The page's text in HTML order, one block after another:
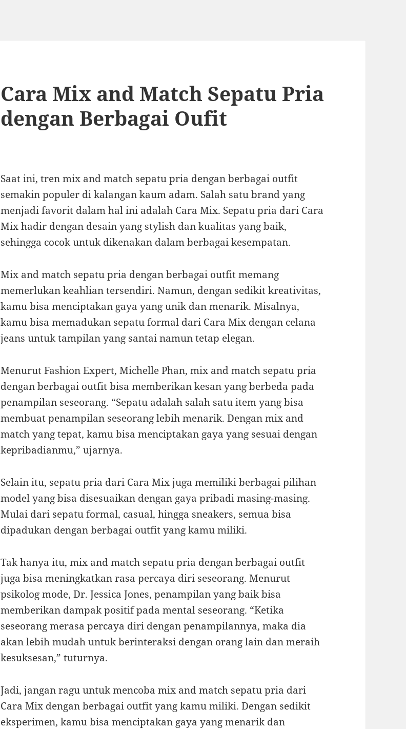
Cara Mix and Match Sepatu Pria
dengan Berbagai Oufit
Saat ini, tren mix and match sepatu pria dengan berbagai outfit
semakin populer di kalangan kaum adam. Salah satu brand yang
menjadi favorit dalam hal ini adalah Cara Mix. Sepatu pria dari Cara
Mix hadir dengan desain yang stylish dan kualitas yang baik,
sehingga cocok untuk dikenakan dalam berbagai kesempatan.
Mix and match sepatu pria dengan berbagai outfit memang
memerlukan keahlian tersendiri. Namun, dengan sedikit kreativitas,
kamu bisa menciptakan gaya yang unik dan menarik. Misalnya,
kamu bisa memadukan sepatu formal dari Cara Mix dengan celana
jeans untuk tampilan yang santai namun tetap elegan.
Menurut Fashion Expert, Michelle Phan, mix and match sepatu pria
dengan berbagai outfit bisa memberikan kesan yang berbeda pada
penampilan seseorang. “Sepatu adalah salah satu item yang bisa
membuat penampilan seseorang lebih menarik. Dengan mix and
match yang tepat, kamu bisa menciptakan gaya yang sesuai dengan
kepribadianmu,” ujarnya.
Selain itu, sepatu pria dari Cara Mix juga memiliki berbagai pilihan
model yang bisa disesuaikan dengan gaya pribadi masing-masing.
Mulai dari sepatu formal, casual, hingga sneakers, semua bisa
dipadukan dengan berbagai outfit yang kamu miliki.
Tak hanya itu, mix and match sepatu pria dengan berbagai outfit
juga bisa meningkatkan rasa percaya diri seseorang. Menurut
psikolog mode, Dr. Jessica Jones, penampilan yang baik bisa
memberikan dampak positif pada mental seseorang. “Ketika
seseorang merasa percaya diri dengan penampilannya, maka dia
akan lebih mudah untuk berinteraksi dengan orang lain dan meraih
kesuksesan,” tuturnya.
Jadi, jangan ragu untuk mencoba mix and match sepatu pria dari
Cara Mix dengan berbagai outfit yang kamu miliki. Dengan sedikit
eksperimen, kamu bisa menciptakan gaya yang menarik dan